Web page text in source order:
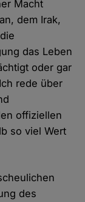
Macht
dem Irak,
das Leben
oder gar
rede über
offiziellen
so viel Wert
des